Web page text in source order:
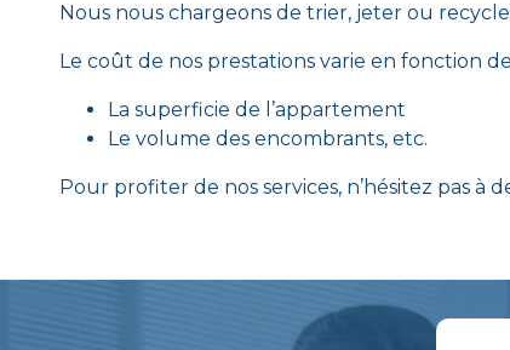
Nous nous chargeons de trier, jeter ou
Le coût de nos prestations varie en fonction
La superficie de l’appartement
Le volume des encombrants, etc.
Pour profiter de nos services, n’hésitez pas